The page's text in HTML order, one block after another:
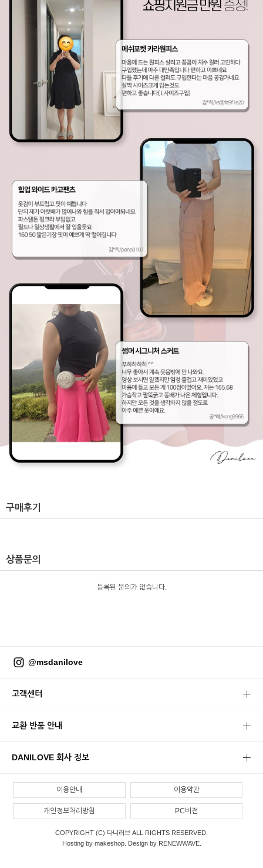
구매후기
상품문의
등록된 문의가 없습니다.
@msdanilove
고객센터
교환 반품 안내
DANILOVE 회사 정보
이용안내 이용약관
개인정보처리방침 PC버전
COPYRIGHT (C) 다니러브 ALL RIGHTS RESERVED.
Hosting by makeshop. Design by RENEWWAVE.